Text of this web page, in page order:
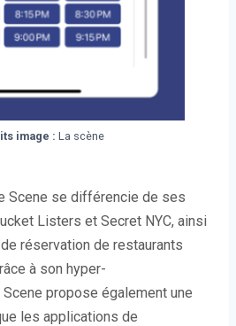
image : La scène
Scene se différencie de ses
Listers et Secret NYC, ainsi
réservation de restaurants
à son hyper-
propose également une
les applications de